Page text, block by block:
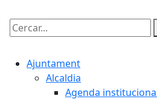
Cercar:
Ajuntament
Alcaldia
Agenda